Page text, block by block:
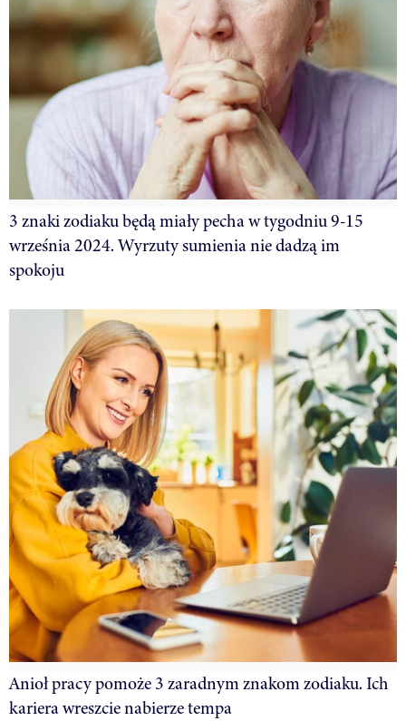
3 znaki zodiaku będą miały pecha w tygodniu 9-15
września 2024. Wyrzuty sumienia nie dadzą im
spokoju
Anioł pracy pomoże 3 zaradnym znakom zodiaku. Ich
kariera wreszcie nabierze tempa